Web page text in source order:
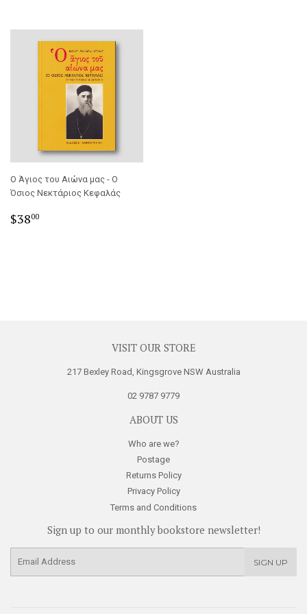
Ο Άγιος του Αιώνα μας - Ο
Όσιος Νεκτάριος Κεφαλάς
Regular
$3800
VISIT OUR STORE
217 Bexley Road, Kingsgrove NSW Australia
02 9787 9779
ABOUT US
Who are we?
Postage
Returns Policy
Privacy Policy
Terms and Conditions
Sign up to our monthly bookstore newsletter!
SIGN UP